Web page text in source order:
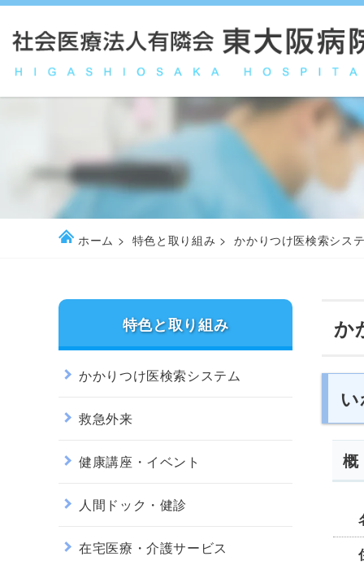
ホーム 特色と取り組み かかりつけ医検索シス
か
特色と取り組み
かかりつけ医検索システム
救急外来
健康講座・イベント
人間ドック・健診
在宅医療・介護サービス